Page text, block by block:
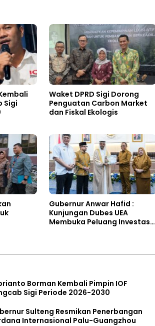
Sigi
Waket DPRD Sigi Dorong
Penguatan Carbon Market
dan Fiskal Ekologis
Gubernur Anwar Hafid :
Kunjungan Dubes UEA
Membuka Peluang Investasi
Borman Kembali Pimpin IOF
Sigi Periode 2026-2030
Sulteng Resmikan Penerbangan
Internasional Palu-Guangzhou